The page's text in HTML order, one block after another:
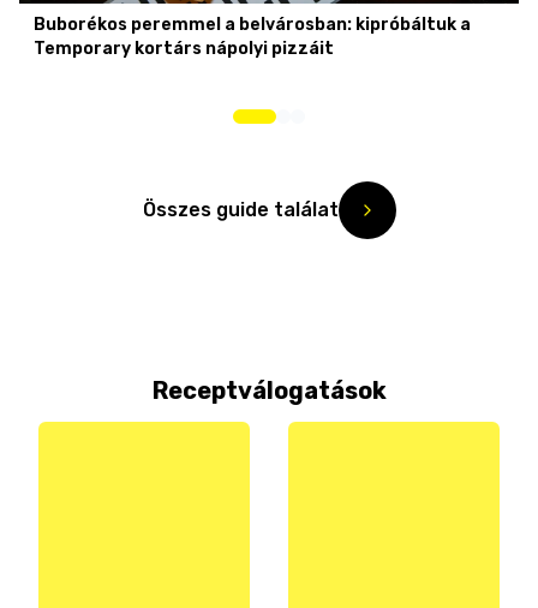
Buborékos peremmel a belvárosban: kipróbáltuk a
Temporary kortárs nápolyi pizzáit
Összes guide találat
Receptválogatások